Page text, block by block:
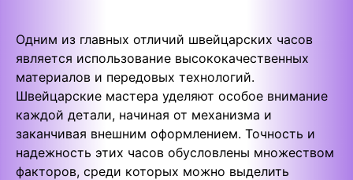
Одним из главных отличий швейцарских часов
является использование высококачественных
материалов и передовых технологий.
Швейцарские мастера уделяют особое внимание
каждой детали, начиная от механизма и
заканчивая внешним оформлением. Точность и
надежность этих часов обусловлены множеством
факторов, среди которых можно выделить